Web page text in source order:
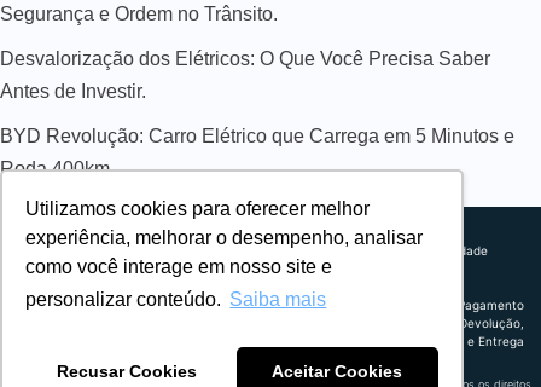
Utilizamos cookies para oferecer melhor
experiência, melhorar o desempenho, analisar
como você interage em nosso site e
personalizar conteúdo. Saiba mais
Recusar Cookies Aceitar Cookies
Segurança e Ordem no Trânsito.
Desvalorização dos Elétricos: O Que Você Precisa Saber
Antes de Investir.
BYD Revolução: Carro Elétrico que Carrega em 5 Minutos e
Roda 400km
Explorando novos horizontes com
inovação e estratégia. Estamos
para um amanhã mais conectado e
Sobre nós
Política de privacidade
Política de Pagamento
Troca, Devolução,
Reembolso e Entrega